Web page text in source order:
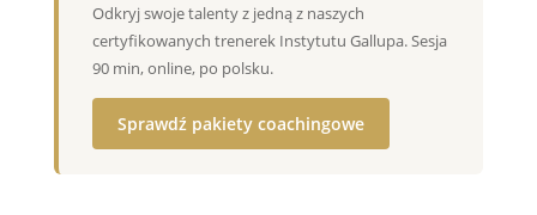
Odkryj swoje talenty z jedną z naszych
certyfikowanych trenerek Instytutu Gallupa. Sesja
90 min, online, po polsku.
Sprawdź pakiety coachingowe